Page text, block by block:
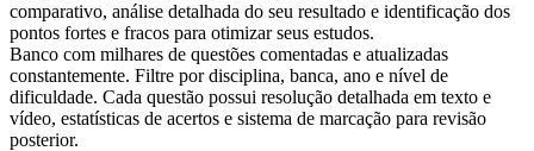
comparativo, análise detalhada do seu resultado e identificação dos
pontos fortes e fracos para otimizar seus estudos.
Banco com milhares de questões comentadas e atualizadas
constantemente. Filtre por disciplina, banca, ano e nível de
dificuldade. Cada questão possui resolução detalhada em texto e
vídeo, estatísticas de acertos e sistema de marcação para revisão
posterior.